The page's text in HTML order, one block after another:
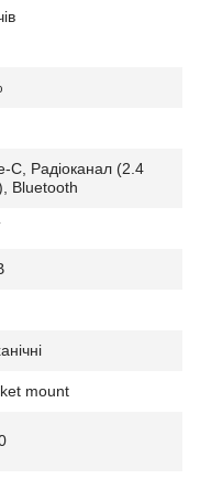
C, Радіоканал (2.4
Bluetooth
mount